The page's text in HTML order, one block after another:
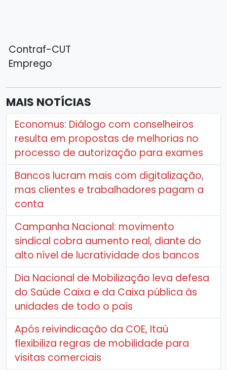
Contraf-CUT
Emprego
MAIS NOTÍCIAS
Economus: Diálogo com conselheiros
resulta em propostas de melhorias no
processo de autorização para exames
Bancos lucram mais com digitalização,
mas clientes e trabalhadores pagam a
conta
Campanha Nacional: movimento
sindical cobra aumento real, diante do
alto nível de lucratividade dos bancos
Dia Nacional de Mobilização leva defesa
do Saúde Caixa e da Caixa pública às
unidades de todo o país
Após reivindicação da COE, Itaú
flexibiliza regras de mobilidade para
visitas comerciais